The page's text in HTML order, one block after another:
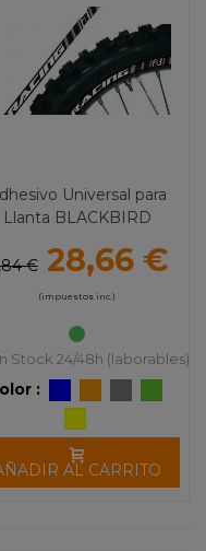
Universal para
Llanta BLACKBIRD
€ 28,66 €
(impuestos inc.)
Stock 24/48h (laborables)
:
AL CARRITO